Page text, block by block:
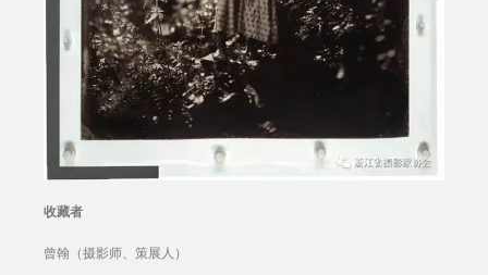
收藏者
曾翰（摄影师、策展人）